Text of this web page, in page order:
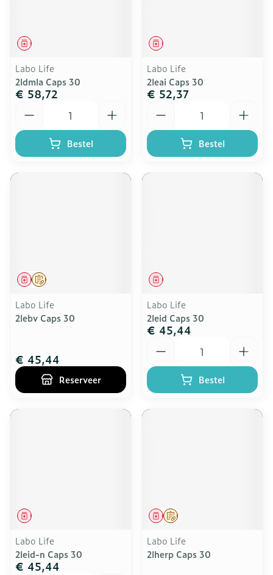
Geneesmiddel
Labo Life
2ldmla Caps 30
€ 58,72
Bestel
Geneesmiddel
Labo Life
2leai Caps 30
€ 52,37
Bestel
Op voorschrift
Geneesmiddel
Labo Life
2lebv Caps 30
€ 45,44
Reserveer
Geneesmiddel
Labo Life
2leid Caps 30
€ 45,44
Bestel
Geneesmiddel
Labo Life
2leid-n Caps 30
€ 45,44
Op voorschrift
Geneesmiddel
Labo Life
2lherp Caps 30